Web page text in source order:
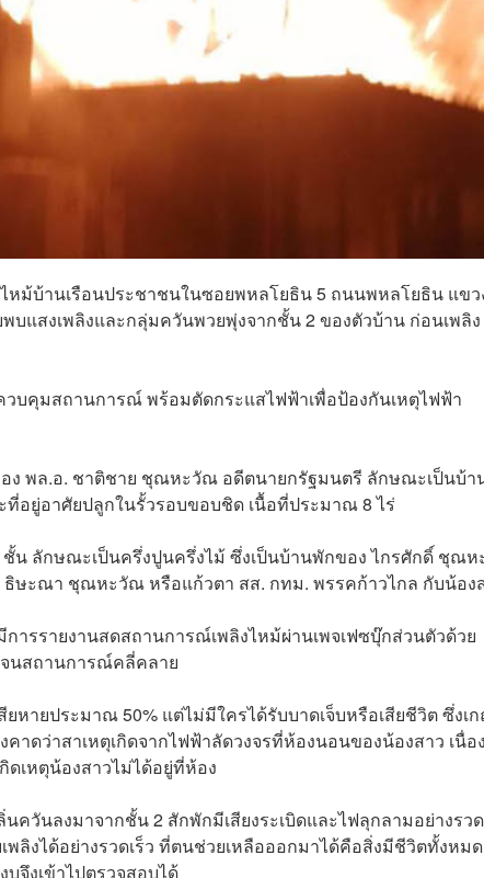
ไหม้บ้านเรือนประชาชนในซอยพหลโยธิน 5 ถนนพหลโยธิน แขว
แสงเพลิงและกลุ่มควันพวยพุ่งจากชั้น 2 ของตัวบ้าน ก่อนเพลิง
วบคุมสถานการณ์ พร้อมตัดกระแสไฟฟ้าเพื่อป้องกันเหตุไฟฟ้า
ง พล.อ. ชาติชาย ชุณหะวัณ อดีตนายกรัฐมนตรี ลักษณะเป็นบ้า
ที่อยู่อาศัยปลูกในรั้วรอบขอบชิด เนื้อที่ประมาณ 8 ไร่
ชั้น ลักษณะเป็นครึ่งปูนครึ่งไม้ ซึ่งเป็นบ้านพักของ ไกรศักดิ์ ชุณ
ษะณา ชุณหะวัณ หรือแก้วตา สส. กทม. พรรคก้าวไกล กับน้อง
รรายงานสดสถานการณ์เพลิงไหม้ผ่านเพจเฟซบุ๊กส่วนตัวด้วย
จนสถานการณ์คลี่คลาย
ยหายประมาณ 50% แต่ไม่มีใครได้รับบาดเจ็บหรือเสียชีวิต ซึ่ง
าดว่าสาเหตุเกิดจากไฟฟ้าลัดวงจรที่ห้องนอนของน้องสาว เนื่อ
ดเหตุน้องสาวไม่ได้อยู่ที่ห้อง
วันลงมาจากชั้น 2 สักพักมีเสียงระเบิดและไฟลุกลามอย่างรวด
ลิงได้อย่างรวดเร็ว ที่ตนช่วยเหลือออกมาได้คือสิ่งมีชีวิตทั้งหมด
จึงเข้าไปตรวจสอบได้